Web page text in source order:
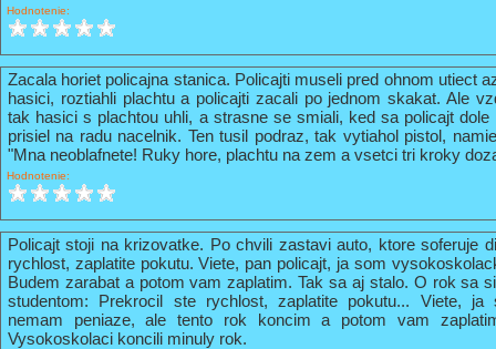
Hodnotenie:
Zacala horiet policajna stanica. Policajti museli pred ohnom utiect
hasici, roztiahli plachtu a policajti zacali po jednom skakat. Ale
tak hasici s plachtou uhli, a strasne se smiali, ked sa policajt
prisiel na radu nacelnik. Ten tusil podraz, tak vytiahol pistol,
"Mna neoblafnete! Ruky hore, plachtu na zem a vsetci tri kroky
Hodnotenie:
Policajt stoji na krizovatke. Po chvili zastavi auto, ktore soferuje
rychlost, zaplatite pokutu. Viete, pan policajt, ja som
Budem zarabat a potom vam zaplatim. Tak sa aj stalo. O rok sa
studentom: Prekrocil ste rychlost, zaplatite pokutu... Viete,
nemam peniaze, ale tento rok koncim a potom vam
Vysokoskolaci koncili minuly rok.